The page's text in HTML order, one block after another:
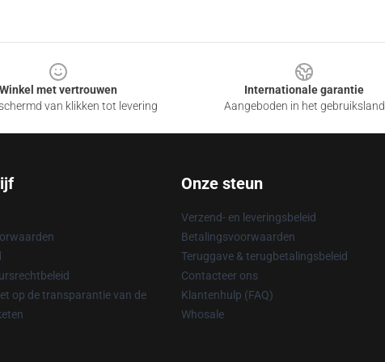
Winkel met vertrouwen
van klikken tot levering
Internationale garantie
Aangeboden in het gebruiksland
op de transparantie van de
Onze steun
Verzend- en leveringsbeleid
Betalingsvoorwaarden
Teruggave & terugbetalingsbeleid
Contacteer ons
Klantenhulp (FAQ)
Whosale